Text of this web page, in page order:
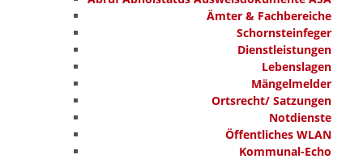
Ämter & Fachbereiche
Schornsteinfeger
Dienstleistungen
Lebenslagen
Mängelmelder
Ortsrecht/ Satzungen
Notdienste
Öffentliches WLAN
Kommunal-Echo